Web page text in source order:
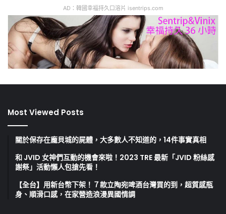
AD：韓國幸福持久口溶片 isentrips.com
Most Viewed Posts
關於保存在龐貝城的屍體，大多數人不知道的，14件事實真相
和 JVID 女神們互動的機會來啦！2023 TRE 最新「JVID 粉絲感
謝祭」活動懶人包搶先看！
【全台】用新台幣下架！７款立陶宛啤酒台灣買的到，超質感瓶
身、順滑口感，在家營造浪漫異國情調